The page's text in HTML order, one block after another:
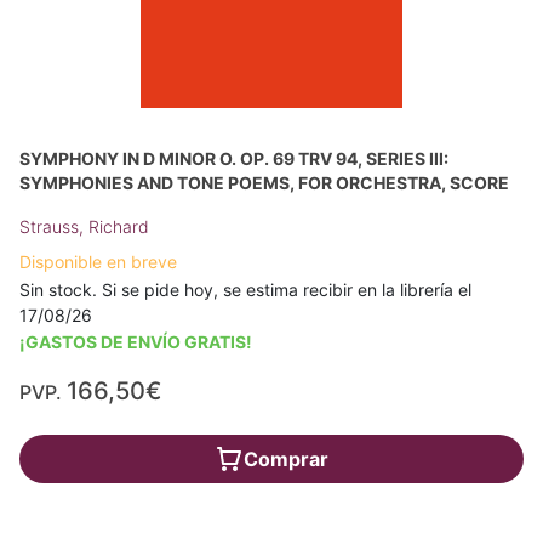
SYMPHONY IN D MINOR O. OP. 69 TRV 94, SERIES III:
SYMPHONIES AND TONE POEMS, FOR ORCHESTRA, SCORE
Strauss, Richard
Disponible en breve
Sin stock. Si se pide hoy, se estima recibir en la librería el
17/08/26
¡GASTOS DE ENVÍO GRATIS!
PVP. 166,50€
Comprar